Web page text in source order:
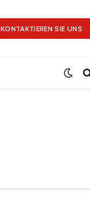
KONTAKTIEREN SIE UNS